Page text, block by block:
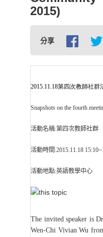
2015)
分享
2015.11.18第四次教師社群
Snapshots on the fourth
活動名稱:第四次教師社群
活動時間:2015.11.18
活動地點:英語教學中心
The invited speaker is
Wen-Chi Vivian Wu